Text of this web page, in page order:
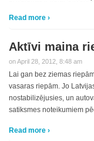
Read more ›
Aktīvi maina
on April 28, 2012, 8:48 am
Lai gan bez ziemas
vasaras riepām. Jo
nostabilizējusies, un
satiksmes noteikumiem
Read more ›